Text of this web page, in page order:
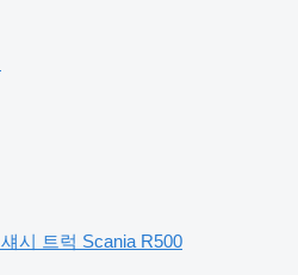
섀시 트럭 Scania R500